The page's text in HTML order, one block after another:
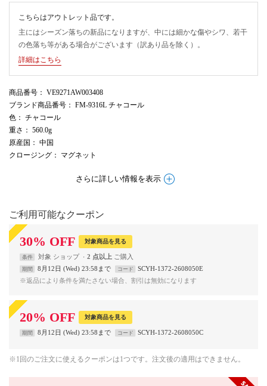
こちらはアウトレット品です。
主にはシーズン落ちの新品になりますが、中には細かな傷やシワ、若干
の色落ち等がある場合がございます（訳あり品を除く）。
詳細はこちら
商品番号 ： VE9271AW003408
ブランド商品番号 ： FM-9316L チャコール
色 ： チャコール
重さ ： 560.0g
原産国 ： 中国
クロージング ： マグネット
さらに詳しい情報を表示
ご利用可能なクーポン
30% OFF 対象商品を見る
条件 対象 ショップ 2 点以上
期間 8月12日 (Wed) 23:58まで コード
SCYH-1372-2608050E
※返品により条件を満たさない場合、割引は無効になります
20% OFF 対象商品を見る
期間 8月12日 (Wed) 23:58まで コード SCYH-1372-2608050C
※1回のご注文に使えるクーポンは1つです。注文後の適用はできません。